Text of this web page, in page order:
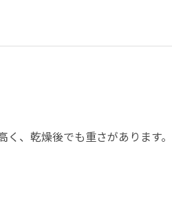
、乾燥後でも重さがあります。